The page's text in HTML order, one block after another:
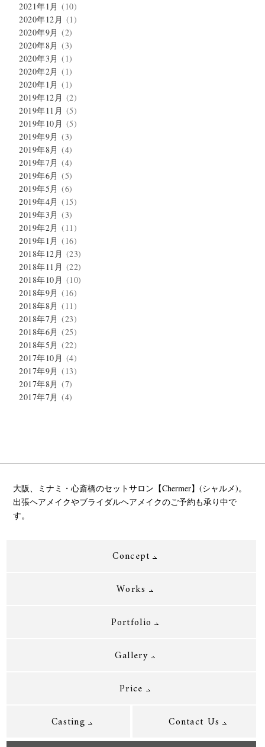
2021年1月 (10)
2020年12月 (1)
2020年9月 (2)
2020年8月 (3)
2020年3月 (1)
2020年2月 (1)
2020年1月 (1)
2019年12月 (2)
2019年11月 (5)
2019年10月 (5)
2019年9月 (3)
2019年8月 (4)
2019年7月 (4)
2019年6月 (5)
2019年5月 (6)
2019年4月 (15)
2019年3月 (3)
2019年2月 (11)
2019年1月 (16)
2018年12月 (23)
2018年11月 (22)
2018年10月 (10)
2018年9月 (16)
2018年8月 (11)
2018年7月 (23)
2018年6月 (25)
2018年5月 (22)
2017年10月 (4)
2017年9月 (13)
2017年8月 (7)
2017年7月 (4)
大阪、ミナミ・心斎橋のセットサロン【Chermer】(シャルメ)。
出張ヘアメイクやブライダルヘアメイクのご予約も承り中で
す。
Concept
Works
Portfolio
Gallery
Price
Casting
Contact Us